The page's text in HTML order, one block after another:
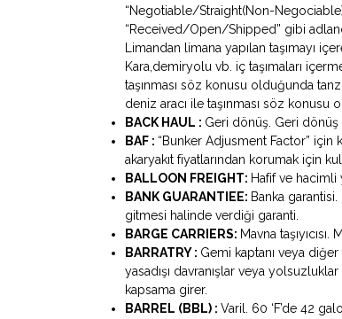
“Negotiable/Straight(Non-
“Received/Open/Shipped” gibi
Limandan limana yapılan taşımayı
Kara,demiryolu vb. iç taşımaları
taşınması söz konusu olduğunda
deniz aracı ile taşınması söz
BACK HAUL : Geri dönüş. Geri dönüş
BAF : “Bunker Adjusment Factor” için
akaryakıt fiyatlarından korumak için
BALLOON FREIGHT: Hafif ve hacimli
BANK GUARANTIEE: Banka
gitmesi halinde verdiği garanti.
BARGE CARRIERS: Mavna
BARRATRY : Gemi kaptanı veya
yasadışı davranışlar veya
kapsama girer.
BARREL (BBL) : Varil. 60 ‘F’de 42